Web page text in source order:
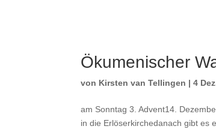
Ökumenischer
von Kirsten van Tellingen |4
am Sonntag 3. Advent14.
in die Erlöserkirchedanach gibt es